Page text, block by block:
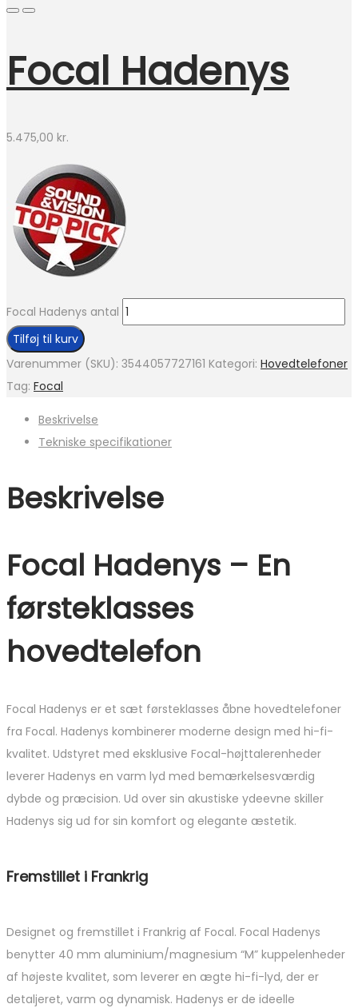
Focal Hadenys
5.475,00 kr.
Focal Hadenys antal
Tilføj til kurv
Varenummer (SKU): 3544057727161 Kategori: Hovedtelefoner
Tag: Focal
Beskrivelse
Tekniske specifikationer
Beskrivelse
Focal Hadenys – En
førsteklasses
hovedtelefon
Focal Hadenys er et sæt førsteklasses åbne hovedtelefoner
fra Focal. Hadenys kombinerer moderne design med hi-fi-
kvalitet. Udstyret med eksklusive Focal-højttalerenheder
leverer Hadenys en varm lyd med bemærkelsesværdig
dybde og præcision. Ud over sin akustiske ydeevne skiller
Hadenys sig ud for sin komfort og elegante æstetik.
Fremstillet i Frankrig
Designet og fremstillet i Frankrig af Focal. Focal Hadenys
benytter 40 mm aluminium/magnesium “M” kuppelenheder
af højeste kvalitet, som leverer en ægte hi-fi-lyd, der er
detaljeret, varm og dynamisk. Hadenys er de ideelle